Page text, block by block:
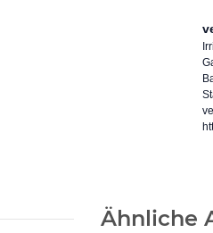
Ähnliche